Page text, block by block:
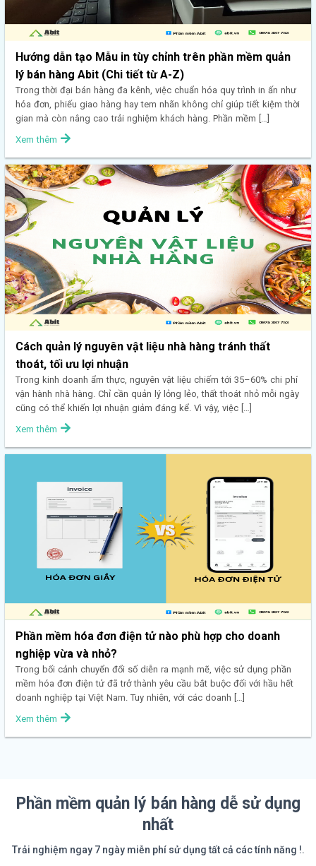
Hướng dẫn tạo Mẫu in tùy chỉnh trên phần mềm quản
lý bán hàng Abit (Chi tiết từ A-Z)
Trong thời đại bán hàng đa kênh, việc chuẩn hóa quy trình in ấn như
hóa đơn, phiếu giao hàng hay tem nhãn không chỉ giúp tiết kiệm thời
gian mà còn nâng cao trải nghiệm khách hàng. Phần mềm […]
Xem thêm
Cách quản lý nguyên vật liệu nhà hàng tránh thất
thoát, tối ưu lợi nhuận
Trong kinh doanh ẩm thực, nguyên vật liệu chiếm tới 35–60% chi phí
vận hành nhà hàng. Chỉ cần quản lý lỏng lẻo, thất thoát nhỏ mỗi ngày
cũng có thể khiến lợi nhuận giảm đáng kể. Vì vậy, việc […]
Xem thêm
Phần mềm hóa đơn điện tử nào phù hợp cho doanh
nghiệp vừa và nhỏ?
Trong bối cảnh chuyển đổi số diễn ra mạnh mẽ, việc sử dụng phần
mềm hóa đơn điện tử đã trở thành yêu cầu bắt buộc đối với hầu hết
doanh nghiệp tại Việt Nam. Tuy nhiên, với các doanh […]
Xem thêm
Phần mềm quản lý bán hàng dễ sử dụng
nhất
Trải nghiệm ngay 7 ngày miễn phí sử dụng tất cả các tính năng !.